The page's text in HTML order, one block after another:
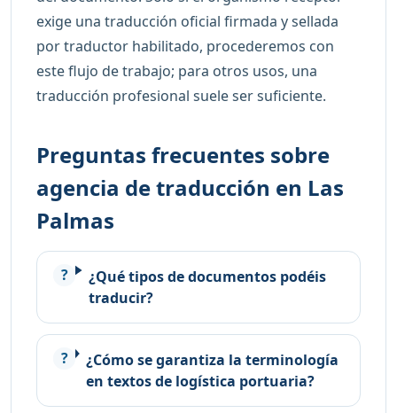
exige una traducción oficial firmada y sellada
por traductor habilitado, procederemos con
este flujo de trabajo; para otros usos, una
traducción profesional suele ser suficiente.
Preguntas frecuentes sobre
agencia de traducción en Las
Palmas
¿Qué tipos de documentos podéis
traducir?
¿Cómo se garantiza la terminología
en textos de logística portuaria?